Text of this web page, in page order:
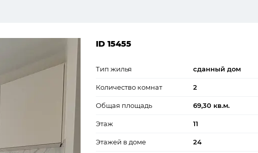
ID 15455
Тип жилья сданный дом
Количество комнат 2
Общая площадь 69,30 кв.м.
Этаж 11
Этажей в доме 24